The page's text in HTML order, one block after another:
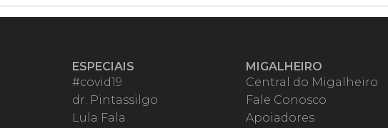
ESPECIAIS
#covid19
dr. Pintassilgo
Lula Fala
MIGALHEIRO
Central do Migalheiro
Fale Conosco
Apoiadores